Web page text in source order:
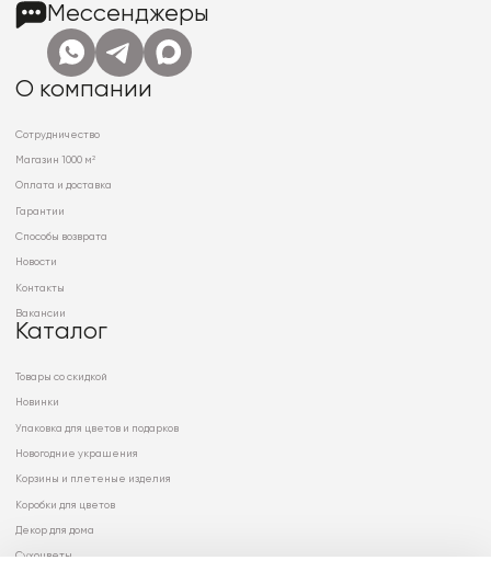
Мессенджеры
О компании
Сотрудничество
Магазин 1000 м²
Оплата и доставка
Гарантии
Способы возврата
Новости
Контакты
Вакансии
Каталог
Товары со скидкой
Новинки
Упаковка для цветов и подарков
Новогодние украшения
Корзины и плетеные изделия
Коробки для цветов
Декор для дома
Сухоцветы